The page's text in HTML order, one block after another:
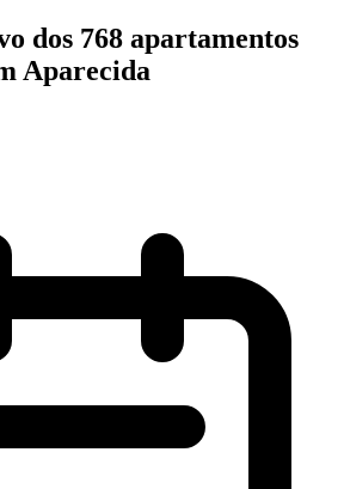
dos 768 apartamentos
Aparecida